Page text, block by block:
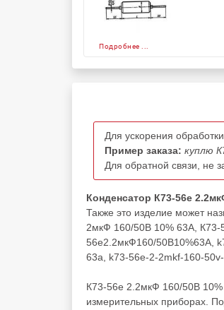
Подробнее ...
Для ускорения
Пример заказа: куплю
Для обратной связи, не
Конденсатор К73-56е
Также это изделие может
2мкФ 160/50В 10% 63А,
56е2.2мкФ160/50В10%63А,
63a, k73-56e-2-2mkf-160-
К73-56е 2.2мкФ 160/50В
измерительных приборах.